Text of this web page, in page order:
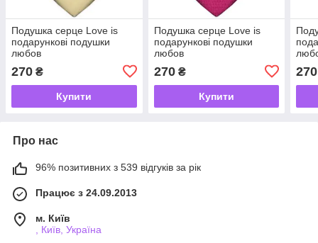
Подушка серце Love is
подарункові подушки
любов
270 ₴
Купити
Подушка серце Love is
подарункові подушки
любов
270₴
Купити
270
Про нас
96% позитивних з 539 відгуків за рік
Працює з 24.09.2013
м. Київ
, Київ, Україна